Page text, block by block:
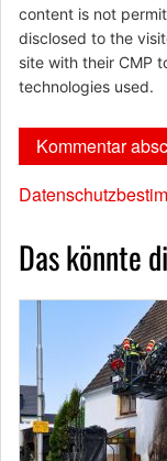
content is not
disclosed to the
site with their CMP
technologies used.
Das könnte